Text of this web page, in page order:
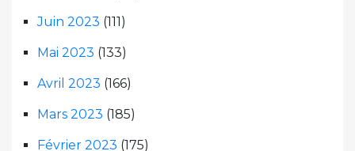
Juin 2023 (111)
Mai 2023 (133)
Avril 2023 (166)
Mars 2023 (185)
Février 2023 (175)